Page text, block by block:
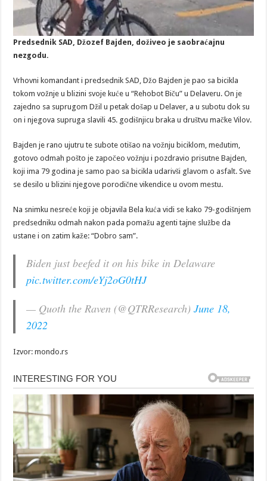
Predsednik SAD, Džozef Bajden, doživeo je saobraćajnu
nezgodu.
Vrhovni komandant i predsednik SAD, Džo Bajden je pao sa bicikla
tokom vožnje u blizini svoje kuće u “Rehobot Biču” u Delaveru. On je
zajedno sa suprugom Džil u petak došap u Delaver, a u subotu dok su
on i njegova supruga slavili 45. godišnjicu braka u društvu mačke Vilov.
Bajden je rano ujutru te subote otišao na vožnju biciklom, međutim,
gotovo odmah pošto je započeo vožnju i pozdravio prisutne Bajden,
koji ima 79 godina je samo pao sa bicikla udarivši glavom o asfalt. Sve
se desilo u blizini njegove porodične vikendice u ovom mestu.
Na snimku nesreće koji je objavila Bela kuća vidi se kako 79-godišnjem
predsedniku odmah nakon pada pomažu agenti tajne službe da
ustane i on zatim kaže: “Dobro sam”.
Biden just beefed it on his bike in Delaware
pic.twitter.com/eYj2oG0tHJ
— Quoth the Raven (@QTRResearch)June 18,
2022
Izvor: mondo.rs